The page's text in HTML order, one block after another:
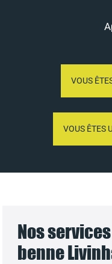
VOUS
VOUS ÊTES
Nos
benne